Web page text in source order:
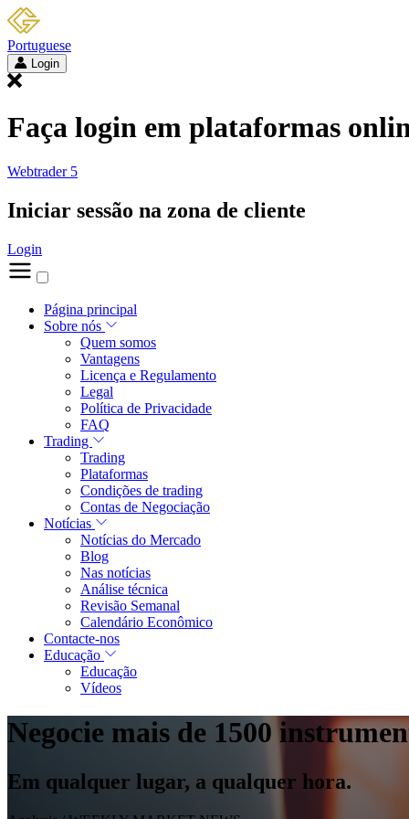
Portuguese
Login
Faça login em plataformas
Webtrader 5
Iniciar sessão na zona de cliente
Login
Página principal
Sobre nós
Quem somos
Vantagens
Licença e Regulamento
Legal
Política de Privacidade
FAQ
Trading
Trading
Plataformas
Condições de trading
Contas de Negociação
Notícias
Notícias do Mercado
Blog
Nas notícias
Análise técnica
Revisão Semanal
Calendário Econômico
Contacte-nos
Educação
Educação
Vídeos
Negocie mais de 1500
Em qualquer lugar, a qualquer hora.